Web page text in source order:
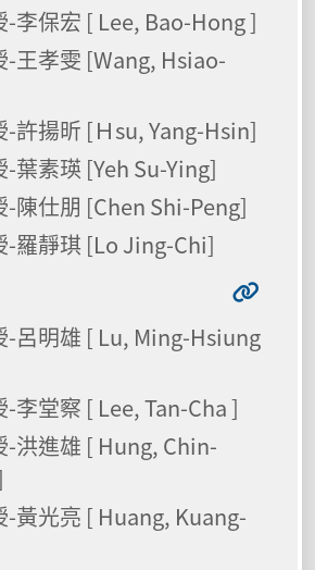
-李保宏 [ Lee, Bao-Hong ]
-王孝雯 [Wang, Hsiao-
-許揚昕 [Ｈsu, Yang-Hsin]
葉素瑛 [Yeh Su-Ying]
-陳仕朋 [Chen Shi-Peng]
-羅靜琪 [Lo Jing-Chi]
-呂明雄 [ Lu, Ming-Hsiung
-李堂察 [ Lee, Tan-Cha ]
-洪進雄 [ Hung, Chin-
-黃光亮 [ Huang, Kuang-